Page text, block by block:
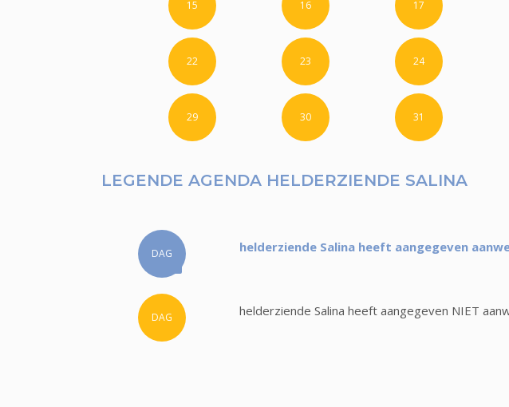
15 16 17
22 23 24
29 30 31
LEGENDE AGENDA HELDERZIENDE SALINA
DAG helderziende Salina heeft aangegeven
DAG helderziende Salina heeft aangegeven NIET